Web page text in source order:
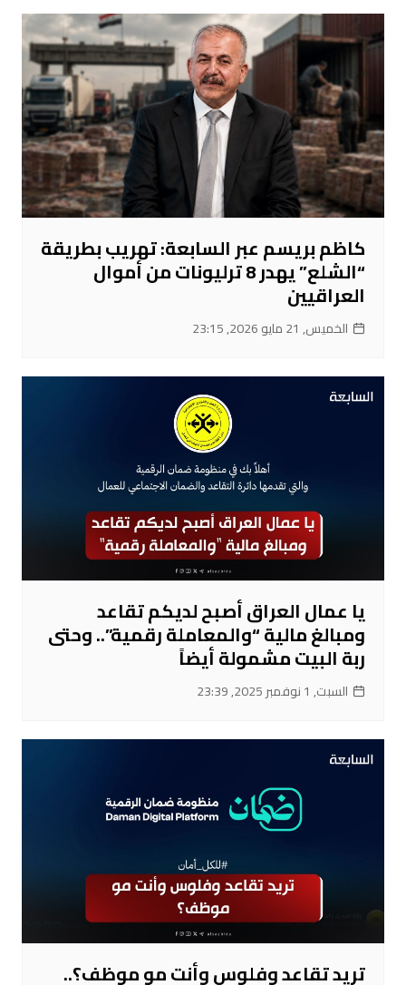
كاظم بريسم عبر السابعة: تهريب بطريقة
“الشلع” يهدر 8 ترليونات من أموال
العراقيين
الخميس, 21 مايو 2026, 23:15
يا عمال العراق أصبح لديكم تقاعد
ومبالغ مالية “والمعاملة رقمية”.. وحتى
ربة البيت مشمولة أيضاً
السبت, 1 نوفمبر 2025, 23:39
تريد تقاعد وفلوس وأنت مو موظف؟..